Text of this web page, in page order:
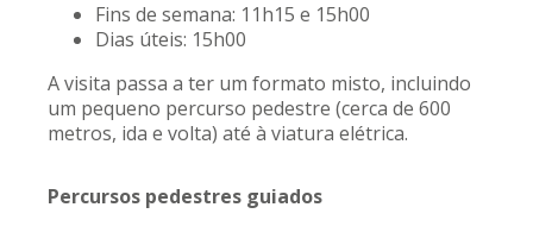
Fins de semana: 11h15 e 15h00
Dias úteis: 15h00
A visita passa a ter um formato misto, incluindo
um pequeno percurso pedestre (cerca de 600
metros, ida e volta) até à viatura elétrica.
Percursos pedestres guiados